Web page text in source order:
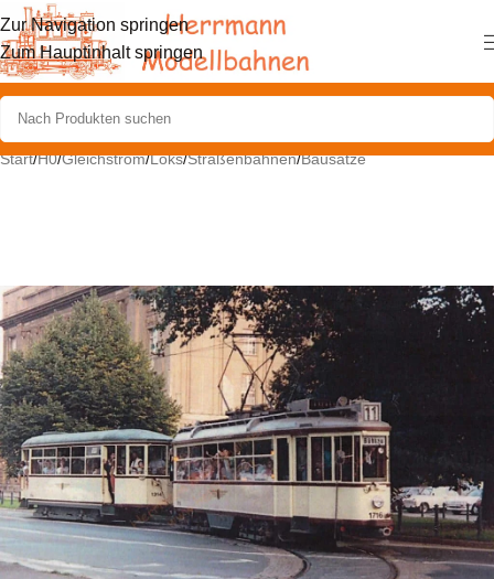
Zur Navigation springen
Zum Hauptinhalt springen
Start/H0/Gleichstrom/Loks/Straßenbahnen/Bausätze